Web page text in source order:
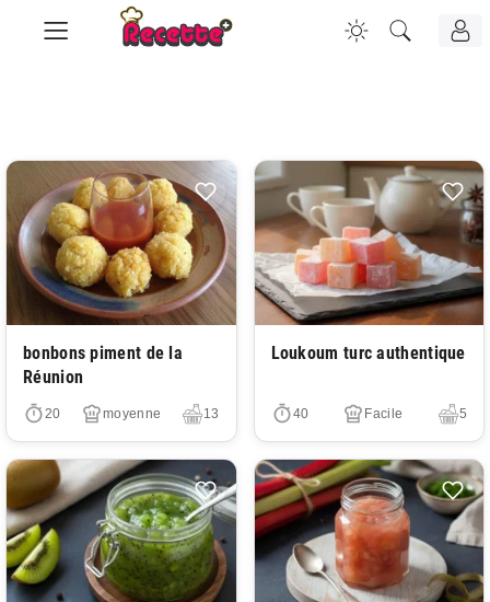
Très facile
bonbons piment de la
Réunion
20 moyenne 13
Très facile
Loukoum turc authentique
40 Facile 5